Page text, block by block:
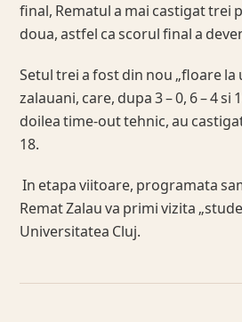
final, Rematul a mai castigat trei
doua, astfel ca scorul final a
Setul trei a fost din nou „floare la
zalauani, care, dupa 3 – 0, 6 – 4 si
doilea time-out tehnic, au
18.
In etapa viitoare, programata
Remat Zalau va primi vizita
Universitatea Cluj.